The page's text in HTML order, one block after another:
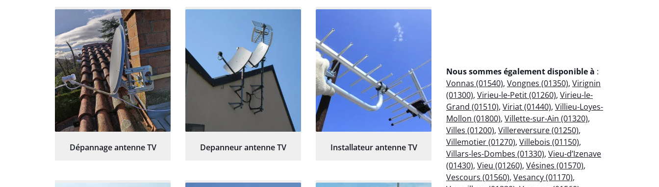
Dépannage antenne TV Depanneur antenne TV Installateur antenne TV
Nous sommes également disponible à :
Vonnas (01540), Vongnes (01350), Virignin
(01300), Virieu-le-Petit (01260), Virieu-le-
Grand (01510), Viriat (01440), Villieu-Loyes-
Mollon (01800), Villette-sur-Ain (01320),
Villes (01200), Villereversure (01250),
Villemotier (01270), Villebois (01150),
Villars-les-Dombes (01330), Vieu-d’Izenave
(01430), Vieu (01260), Vésines (01570),
Vescours (01560), Vesancy (01170),